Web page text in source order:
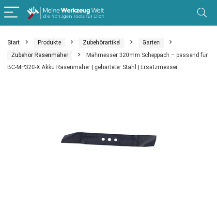
Start Produkte Zubehörartikel
Garten
Zubehör Rasenmäher
Mähmesser 320mm Scheppach – passend für
BC-MP320-X Akku Rasenmäher | gehärteter Stahl | Ersatzmesser